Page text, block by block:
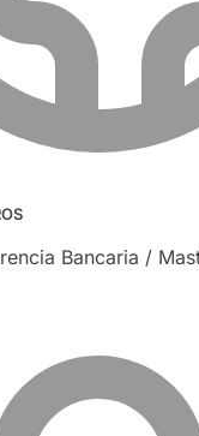
Bancaria /